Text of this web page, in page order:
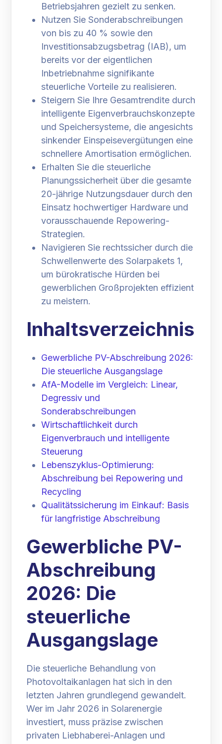
Betriebsjahren gezielt zu senken.
Nutzen Sie Sonderabschreibungen
von bis zu 40 % sowie den
Investitionsabzugsbetrag (IAB), um
bereits vor der eigentlichen
Inbetriebnahme signifikante
steuerliche Vorteile zu realisieren.
Steigern Sie Ihre Gesamtrendite durch
intelligente Eigenverbrauchskonzepte
und Speichersysteme, die angesichts
sinkender Einspeisevergütungen eine
schnellere Amortisation ermöglichen.
Erhalten Sie die steuerliche
Planungssicherheit über die gesamte
20-jährige Nutzungsdauer durch den
Einsatz hochwertiger Hardware und
vorausschauende Repowering-
Strategien.
Navigieren Sie rechtssicher durch die
Schwellenwerte des Solarpakets 1,
um bürokratische Hürden bei
gewerblichen Großprojekten effizient
zu meistern.
Inhaltsverzeichnis
Gewerbliche PV-Abschreibung 2026:
Die steuerliche Ausgangslage
AfA-Modelle im Vergleich: Linear,
Degressiv und
Sonderabschreibungen
Wirtschaftlichkeit durch
Eigenverbrauch und intelligente
Steuerung
Lebenszyklus-Optimierung:
Abschreibung bei Repowering und
Recycling
Qualitätssicherung im Einkauf: Basis
für langfristige Abschreibung
Gewerbliche PV-
Abschreibung
2026: Die
steuerliche
Ausgangslage
Die steuerliche Behandlung von
Photovoltaikanlagen hat sich in den
letzten Jahren grundlegend gewandelt.
Wer im Jahr 2026 in Solarenergie
investiert, muss präzise zwischen
privaten Liebhaberei-Anlagen und